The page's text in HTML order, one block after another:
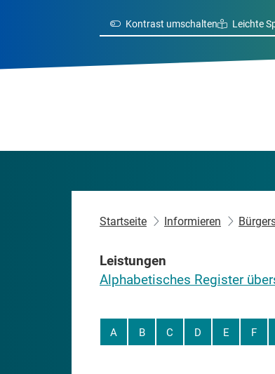
Kontrast umschalten Leichte
Startseite Informieren
Leistungen
Alphabetisches Register
A B C D E F